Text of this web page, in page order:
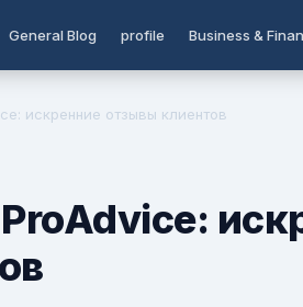
General Blog profile Business &
искренние отзывы клиентов